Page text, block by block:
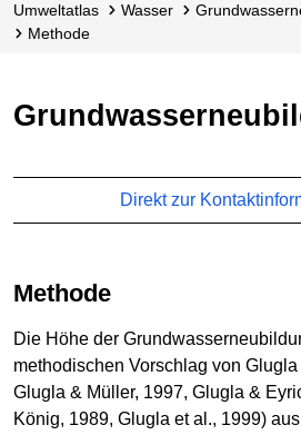
Umweltatlas Wasser
Methode
Direkt zur
Methode
Die Höhe der
methodischen Vorschlag von
Glugla & Müller, 1997, Glugla &
König, 1989, Glugla et al., 1999)